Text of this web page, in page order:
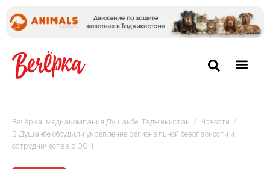
Вечёрка: медиакомпания Душанбе, Таджикистан / Новости /
В Душанбе обсудили укрепление региональной безопасности и
сотрудничества с ООН